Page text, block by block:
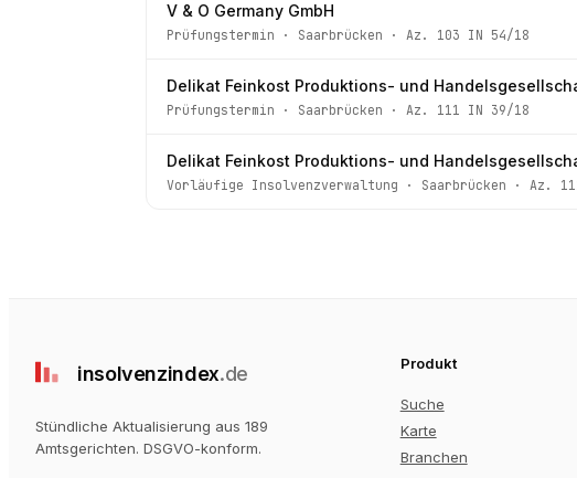
V & O Germany GmbH
Prüfungstermin · Saarbrücken · Az. 103 IN 54/18
Delikat Feinkost Produktions- und
Prüfungstermin · Saarbrücken · Az. 111 IN 39/18
Delikat Feinkost Produktions- und
Vorläufige Insolvenzverwaltung · Saarbrücken · Az.
insolvenzindex.de
Stündliche Aktualisierung aus 189
Amtsgerichten. DSGVO-konform.
Produkt
Suche
Karte
Branchen